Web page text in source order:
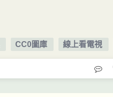
CC0圖庫 線上看電視